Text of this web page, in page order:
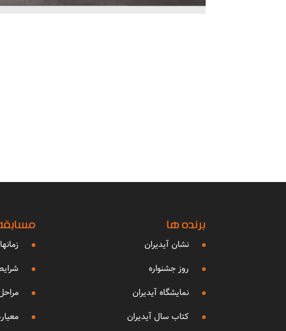
برنده ها
نشان آیدیران
روز جشنواره
نمایشگاه آیدیران
کتاب سال آیدیران